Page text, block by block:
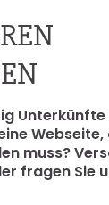
muss?
fragen Sie